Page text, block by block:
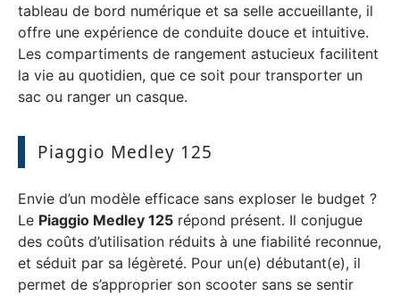
tableau de bord numérique et sa selle accueillante, il
offre une expérience de conduite douce et intuitive.
Les compartiments de rangement astucieux facilitent
la vie au quotidien, que ce soit pour transporter un
sac ou ranger un casque.
Piaggio Medley 125
Envie d’un modèle efficace sans exploser le budget ?
Le Piaggio Medley 125 répond présent. Il conjugue
des coûts d’utilisation réduits à une fiabilité reconnue,
et séduit par sa légèreté. Pour un(e) débutant(e), il
permet de s’approprier son scooter sans se sentir